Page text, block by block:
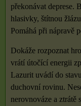
překonávat deprese.
hlasivky, štítnou
Pomáhá při nápravě
Dokáže rozpoznat
vrátí útočící energii
Lazurit uvádí do
duchovní rovinu.
nerovnováze a ztrátě